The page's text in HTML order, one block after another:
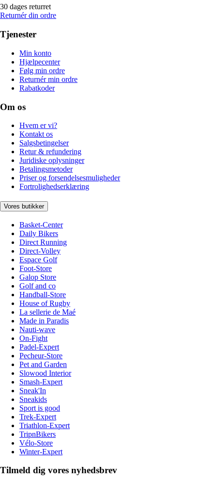
30 dages returret
Returnér din ordre
Tjenester
Min konto
Hjælpecenter
Følg min ordre
Returnér min ordre
Rabatkoder
Om os
Hvem er vi?
Kontakt os
Salgsbetingelser
Retur & refundering
Juridiske oplysninger
Betalingsmetoder
Priser og forsendelsesmuligheder
Fortrolighedserklæring
Vores butikker
Basket-Center
Daily Bikers
Direct Running
Direct-Volley
Espace Golf
Foot-Store
Galop Store
Golf and co
Handball-Store
House of Rugby
La sellerie de Maé
Made in Paradis
Nauti-wave
On-Fight
Padel-Expert
Pecheur-Store
Pet and Garden
Slowood Interior
Smash-Expert
Sneak'In
Sneakids
Sport is good
Trek-Expert
Triathlon-Expert
TripnBikers
Vélo-Store
Winter-Expert
Tilmeld dig vores nyhedsbrev